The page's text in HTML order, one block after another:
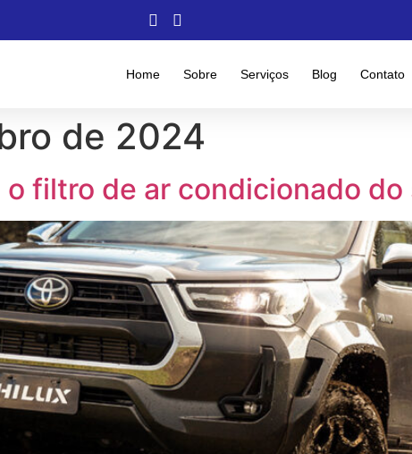
Home Sobre Serviços Blog Contato
de 2024
filtro de ar condicionado